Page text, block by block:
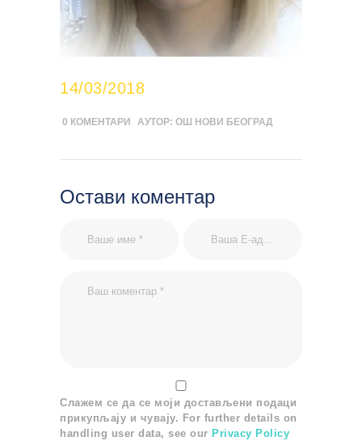
14/03/2018
0 КОМЕНТАРИ АУТОР: ОШ НОВИ БЕОГРАД
Остави коментар
Слажем се да се моји достављени подаци
прикупљају и чувају. For further details on
handling user data, see our Privacy Policy